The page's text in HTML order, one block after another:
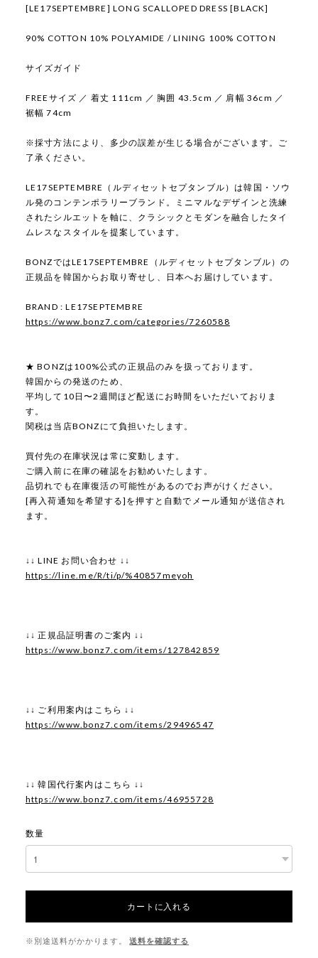
[LE17SEPTEMBRE] LONG SCALLOPED DRESS [BLACK]
90% COTTON 10% POLYAMIDE / LINING 100% COTTON
サイズガイド
FREEサイズ ／ 着丈 111cm ／ 胸囲 43.5cm ／ 肩幅 36cm ／
裾幅 74cm
※採寸方法により、多少の誤差が生じる場合がございます。ご
了承ください。
LE17SEPTEMBRE（ルディセットセプタンブル）は韓国・ソウ
ル発のコンテンポラリーブランド。ミニマルなデザインと洗練
されたシルエットを軸に、クラシックとモダンを融合したタイ
ムレスなスタイルを提案しています。
BONZではLE17SEPTEMBRE（ルディセットセプタンブル）の
正規品を韓国からお取り寄せし、日本へお届けしています。
BRAND : LE17SEPTEMBRE
https://www.bonz7.com/categories/7260588
★ BONZは100%公式の正規品のみを扱っております。
韓国からの発送のため、
平均して10日〜2週間ほど配送にお時間をいただいておりま
す。
関税は当店BONZにて負担いたします。
買付先の在庫状況は常に変動します。
ご購入前に在庫の確認をお勧めいたします。
品切れでも在庫復活の可能性があるのでお声がけください。
[再入荷通知を希望する]を押すと自動でメール通知が送信され
ます。
↓↓ LINE お問い合わせ ↓↓
https://line.me/R/ti/p/%40857meyoh
↓↓ 正規品証明書のご案内 ↓↓
https://www.bonz7.com/items/127842859
↓↓ ご利用案内はこちら ↓↓
https://www.bonz7.com/items/29496547
↓↓ 韓国代行案内はこちら ↓↓
https://www.bonz7.com/items/46955728
数量
カートに入れる
※別途送料がかかります。 送料を確認する